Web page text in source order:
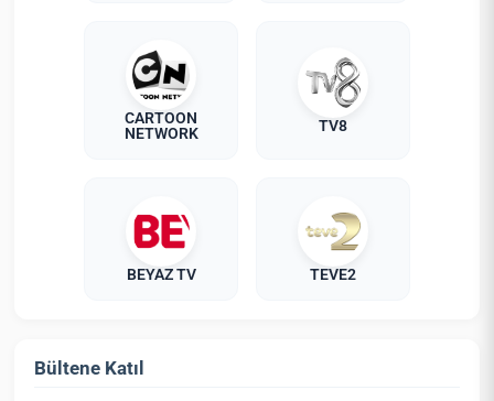
CARTOON
NETWORK
TV8
BEYAZ TV TEVE2
Bültene Katıl